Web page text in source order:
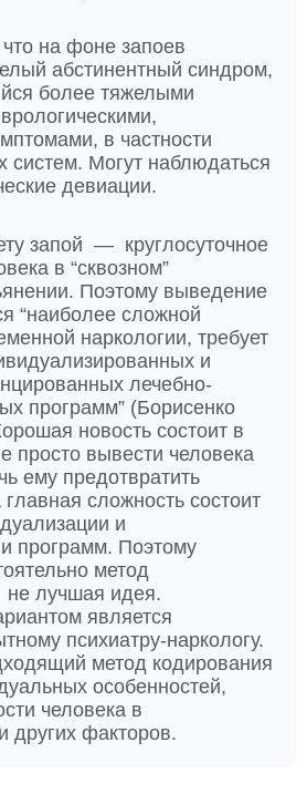
на фоне запоев
абстинентный синдром,
более тяжелыми
в частности
систем. Могут наблюдаться
девиации.
запой — круглосуточное
в “сквозном”
Поэтому выведение
“наиболее сложной
наркологии, требует
и
лечебно-
программ” (Борисенко
новость состоит в
просто вывести человека
ему предотвратить
сложность состоит
и
программ. Поэтому
метод
лучшая идея.
является
психиатру-наркологу.
метод кодирования
особенностей,
человека в
других факторов.